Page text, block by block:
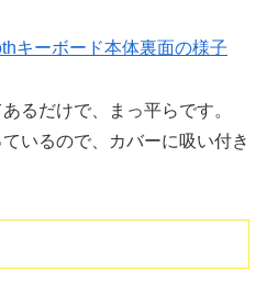
るだけで、まっ平らです。
いるので、カバーに吸い付き